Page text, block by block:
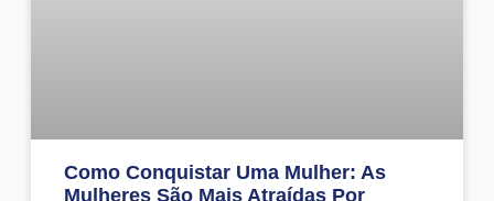
Como Conquistar Uma Mulher: As
Mulheres São Mais Atraídas Por